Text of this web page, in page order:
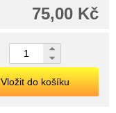
75,00 Kč
Vložit do košíku